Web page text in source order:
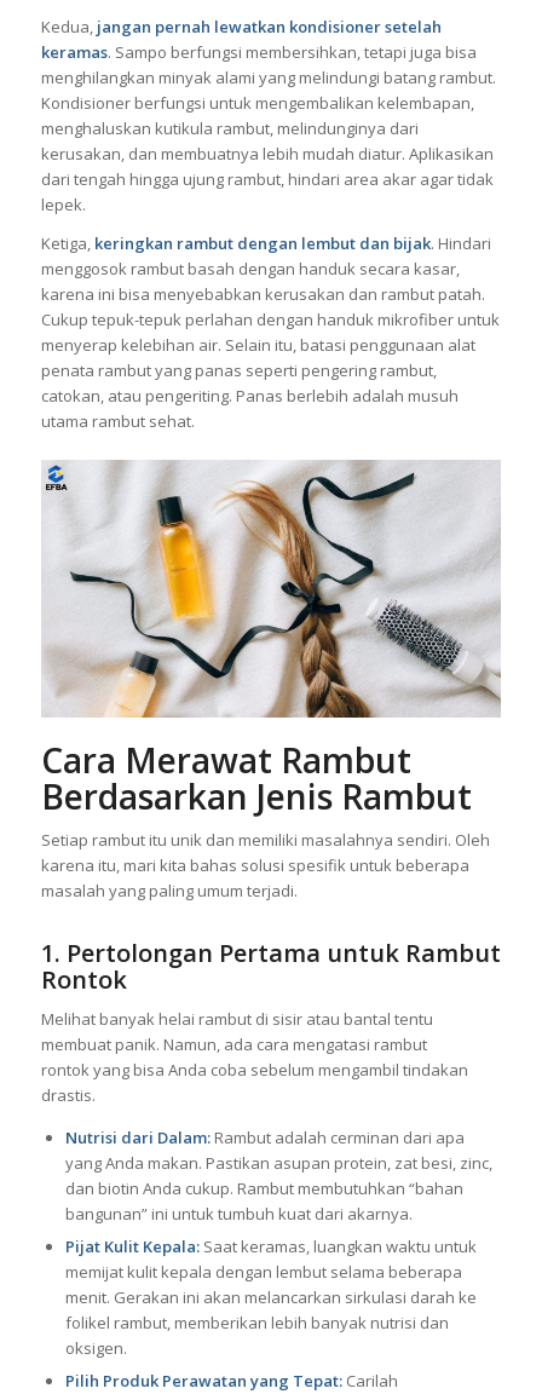
Kedua, jangan pernah lewatkan kondisioner setelah
keramas. Sampo berfungsi membersihkan, tetapi juga bisa
menghilangkan minyak alami yang melindungi batang rambut.
Kondisioner berfungsi untuk mengembalikan kelembapan,
menghaluskan kutikula rambut, melindunginya dari
kerusakan, dan membuatnya lebih mudah diatur. Aplikasikan
dari tengah hingga ujung rambut, hindari area akar agar tidak
lepek.
Ketiga, keringkan rambut dengan lembut dan bijak. Hindari
menggosok rambut basah dengan handuk secara kasar,
karena ini bisa menyebabkan kerusakan dan rambut patah.
Cukup tepuk-tepuk perlahan dengan handuk mikrofiber untuk
menyerap kelebihan air. Selain itu, batasi penggunaan alat
penata rambut yang panas seperti pengering rambut,
catokan, atau pengeriting. Panas berlebih adalah musuh
utama rambut sehat.
Cara Merawat Rambut
Berdasarkan Jenis Rambut
Setiap rambut itu unik dan memiliki masalahnya sendiri. Oleh
karena itu, mari kita bahas solusi spesifik untuk beberapa
masalah yang paling umum terjadi.
1. Pertolongan Pertama untuk Rambut
Rontok
Melihat banyak helai rambut di sisir atau bantal tentu
membuat panik. Namun, ada cara mengatasi rambut
rontok yang bisa Anda coba sebelum mengambil tindakan
drastis.
Nutrisi dari Dalam:Rambut adalah cerminan dari apa
yang Anda makan. Pastikan asupan protein, zat besi, zinc,
dan biotin Anda cukup. Rambut membutuhkan “bahan
bangunan” ini untuk tumbuh kuat dari akarnya.
Pijat Kulit Kepala:Saat keramas, luangkan waktu untuk
memijat kulit kepala dengan lembut selama beberapa
menit. Gerakan ini akan melancarkan sirkulasi darah ke
folikel rambut, memberikan lebih banyak nutrisi dan
oksigen.
Pilih Produk Perawatan yang Tepat:Carilah